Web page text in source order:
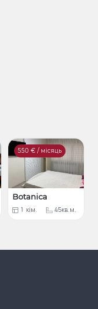
550 € / місяць
Botanica
1 кім. 45кв.м.